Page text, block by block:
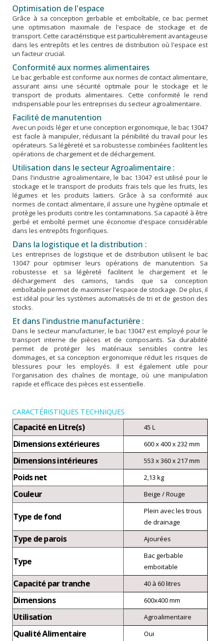
Optimisation de l'espace
Grâce à sa conception gerbable et emboîtable, ce bac permet
une optimisation maximale de l'espace de stockage et de
transport. Cette caractéristique est particulièrement avantageuse
dans les entrepôts et les centres de distribution où l'espace est
un facteur crucial.
Conformité aux normes alimentaires
Le bac gerbable est conforme aux normes de contact alimentaire,
assurant ainsi une sécurité optimale pour le stockage et le
transport de produits alimentaires. Cette conformité le rend
indispensable pour les entreprises du secteur agroalimentaire.
Facilité de manutention
Avec un poids léger et une conception ergonomique, le bac 13047
est facile à manipuler, réduisant la pénibilité du travail pour les
opérateurs. Sa légèreté et sa robustesse combinées facilitent les
opérations de chargement et de déchargement.
Utilisation dans le secteur Agroalimentaire :
Dans l'industrie agroalimentaire, le bac 13047 est utilisé pour le
stockage et le transport de produits frais tels que les fruits, les
légumes et les produits laitiers. Grâce à sa conformité aux
normes de contact alimentaire, il assure une hygiène optimale et
protège les produits contre les contaminations. Sa capacité à être
gerbé et emboîté permet une économie d'espace considérable
dans les entrepôts frigorifiques.
Dans la logistique et la distribution :
Les entreprises de logistique et de distribution utilisent le bac
13047 pour optimiser leurs opérations de manutention. Sa
robustesse et sa légèreté facilitent le chargement et le
déchargement des camions, tandis que sa conception
emboîtable permet de maximiser l'espace de stockage. De plus, il
est idéal pour les systèmes automatisés de tri et de gestion des
stocks.
Et dans l'industrie manufacturière :
Dans le secteur manufacturier, le bac 13047 est employé pour le
transport interne de pièces et de composants. Sa durabilité
permet de protéger les matériaux sensibles contre les
dommages, et sa conception ergonomique réduit les risques de
blessures pour les employés. Il est également utile pour
l'organisation des chaînes de montage, où une manipulation
rapide et efficace des pièces est essentielle.
CARACTÉRISTIQUES TECHNIQUES
Capacité en Litre(s) 45 L
Dimensions extérieures 600 x 400 x 232 mm
Dimensions intérieures 553 x 360 x 217 mm
Poids net 2,13 kg
Couleur Beige / Rouge
Type de fond
Plein avec les trous
de drainage
Type de parois Ajourées
Type
Bac gerbable
emboitable
Capacité par tranche 40 à 60 litres
Dimensions 600x400 mm
Utilisation Agroalimentaire
Qualité Alimentaire Oui